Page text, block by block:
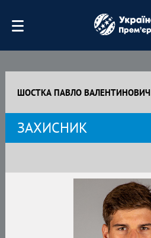
ШОСТКА ПАВЛО ВАЛЕНТИНОВИЧ
ЗАХИСНИК